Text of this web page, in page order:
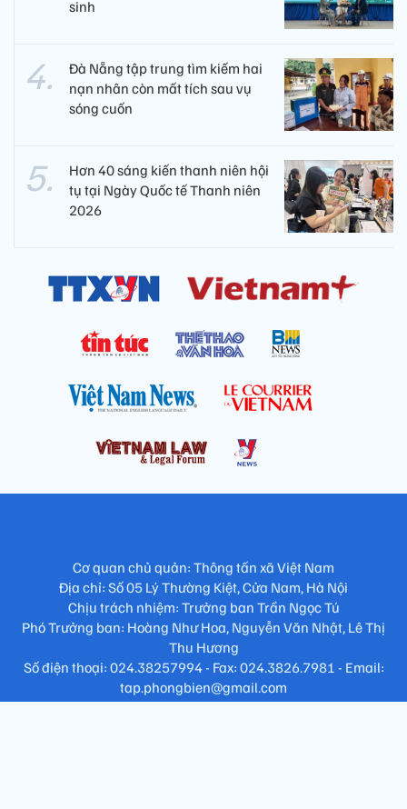
sinh
Đà Nẵng tập trung tìm kiếm hai
nạn nhân còn mất tích sau vụ
sóng cuốn
Hơn 40 sáng kiến thanh niên hội
tụ tại Ngày Quốc tế Thanh niên
2026
Cơ quan chủ quản: Thông tấn xã Việt Nam
Địa chỉ: Số 05 Lý Thường Kiệt, Cửa Nam, Hà Nội
Chịu trách nhiệm: Trưởng ban Trần Ngọc Tú
Phó Trưởng ban: Hoàng Như Hoa, Nguyễn Văn Nhật, Lê Thị
Thu Hương
Số điện thoại: 024.38257994 - Fax: 024.3826.7981 - Email: